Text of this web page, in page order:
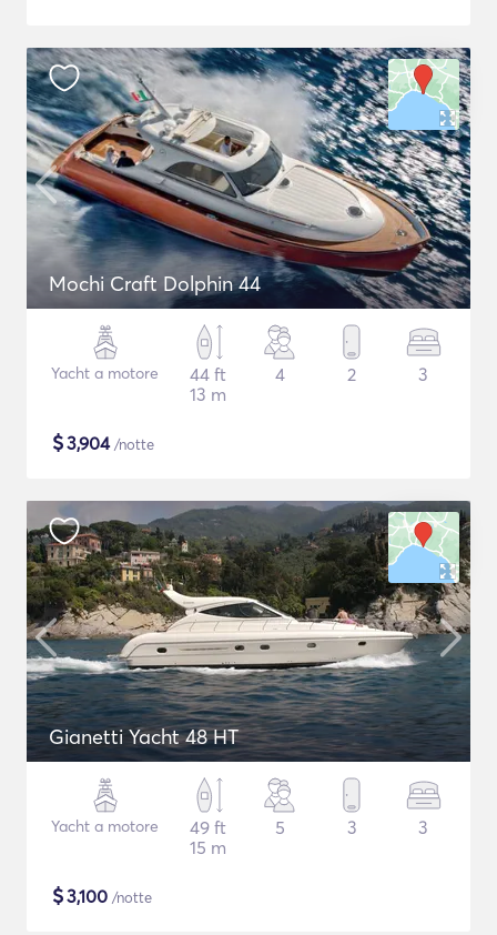
Mochi Craft Dolphin 44
Yacht a motore
44 ft
13 m
4 2 3
$3,904/notte
Gianetti Yacht 48 HT
Yacht a motore
49 ft
15 m
5 3 3
$3,100 /notte